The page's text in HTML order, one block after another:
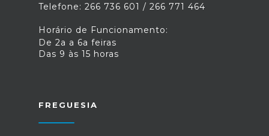
Telefone: 266 736 601 / 266 771 464
Horário de Funcionamento:
De 2a a 6a feiras
Das 9 às 15 horas
FREGUESIA